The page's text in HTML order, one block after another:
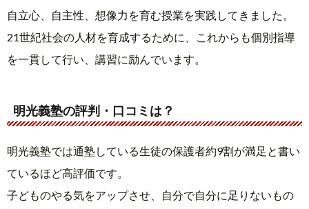
自立心、自主性、想像力を育む授業を実践してきました。
21世紀社会の人材を育成するために、これからも個別指導
を一貫して行い、講習に励んでいます。
明光義塾の評判・口コミは？
明光義塾では通塾している生徒の保護者約9割が満足と書い
ているほど高評価です。
子どものやる気をアップさせ、自分で自分に足りないもの